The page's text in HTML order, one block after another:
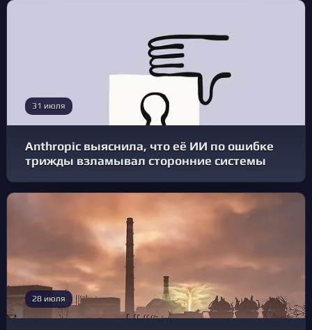
31 июля
Anthropic выяснила, что её ИИ по ошибке
трижды взламывал сторонние системы
28 июля